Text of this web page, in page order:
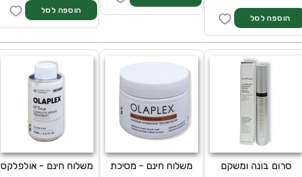
משלוח חינם - אולפלקס
משלוח חינם - מסיכת
סרום בונה ומשקם